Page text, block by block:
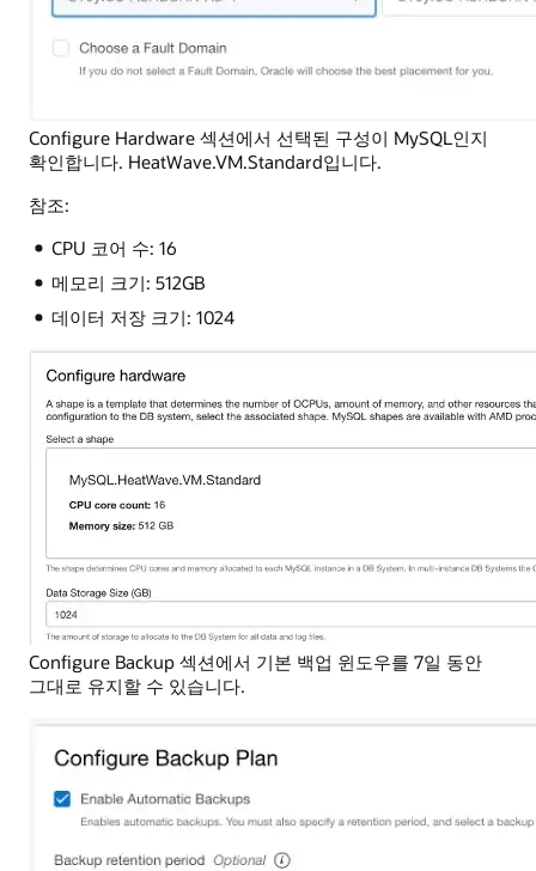
Configure Hardware 섹션에서 선택된 구성이 MySQL인지
확인합니다. HeatWave.VM.Standard입니다.
참조:
CPU 코어 수: 16
메모리 크기: 512GB
데이터 저장 크기: 1024
Configure Backup 섹션에서 기본 백업 윈도우를 7일 동안
그대로 유지할 수 있습니다.